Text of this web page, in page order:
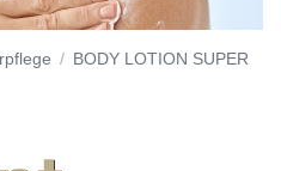
BODY LOTION SUPER